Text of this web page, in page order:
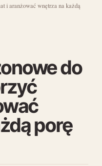
i aranżować wnętrza na każdą
do
porę